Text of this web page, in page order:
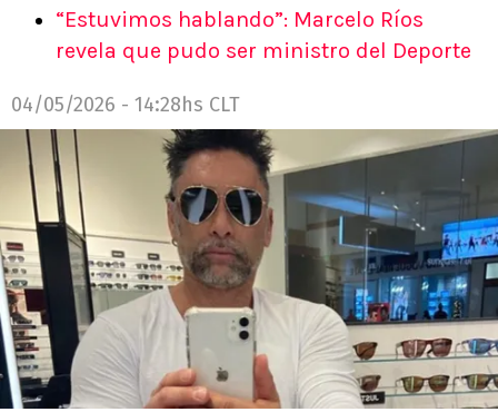
“Estuvimos hablando”: Marcelo Ríos
revela que pudo ser ministro del Deporte
04/05/2026 - 14:28hs CLT